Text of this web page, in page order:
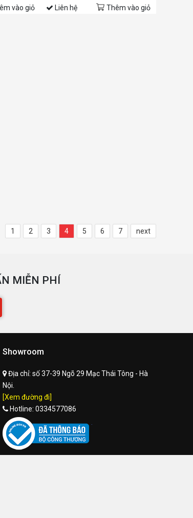
vào giỏ Liên hệ Thêm vào giỏ
1 2 3 4 5 6 7 next
MIỄN PHÍ
Showroom
Địa chỉ: số 37-39 Ngõ 29 Mạc Thái Tông - Hà
Nội.
[Xem đường đi]
Hotline: 0334577086